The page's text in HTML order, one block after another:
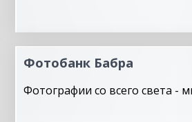
Фотобанк Бабра
Фотографии со всего света -